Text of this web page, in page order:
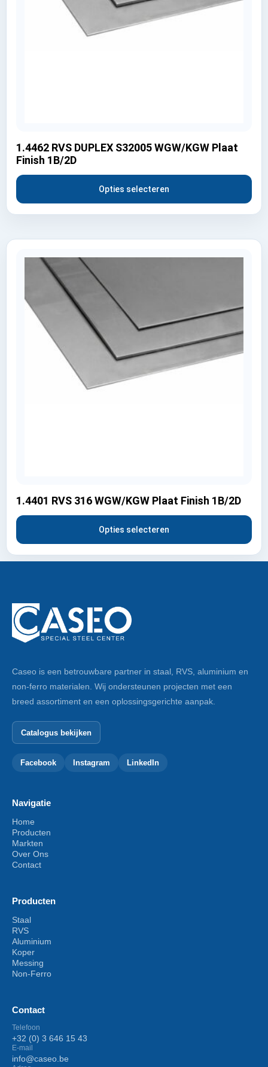
1.4462 RVS DUPLEX S32005 WGW/KGW Plaat
Finish 1B/2D
Opties selecteren
1.4401 RVS 316 WGW/KGW Plaat Finish 1B/2D
Opties selecteren
Caseo is een betrouwbare partner in staal, RVS, aluminium en
non-ferro materialen. Wij ondersteunen projecten met een
breed assortiment en een oplossingsgerichte aanpak.
Catalogus bekijken
Facebook Instagram LinkedIn
Navigatie
Home
Producten
Markten
Over Ons
Contact
Producten
Staal
RVS
Aluminium
Koper
Messing
Non-Ferro
Contact
Telefoon
+32 (0) 3 646 15 43
E-mail
info@caseo.be